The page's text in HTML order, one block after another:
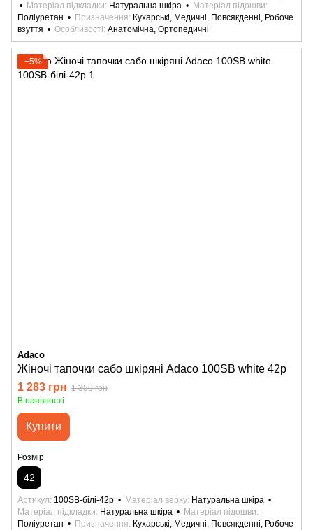
Матеріал підкладки
Натуральна шкіра
Матеріал підошви
Поліуретан
Призначення
Кухарські, Медичні, Повсякденні, Робоче
взуття
Особливості Анатомічна, Ортопедичні
−5%
Adaco
Жіночі тапочки сабо шкіряні Adaco 100SB white 42р
1 283 грн 1 350 грн
В наявності
Купити
Розмір
42
Артикул 100SB-білі-42р Матеріал верху Натуральна шкіра
Матеріал підкладки
Натуральна шкіра
Матеріал підошви
Поліуретан
Призначення
Кухарські, Медичні, Повсякденні, Робоче